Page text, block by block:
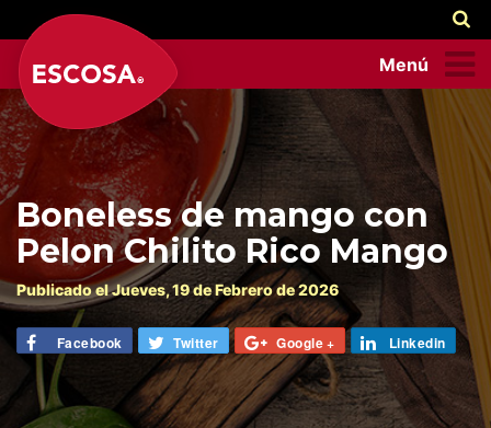
Menú
Boneless de mango con
Pelon Chilito Rico Mango
Publicado elJueves, 19 deFebrerode 2026
Facebook Twitter Google + Linkedin